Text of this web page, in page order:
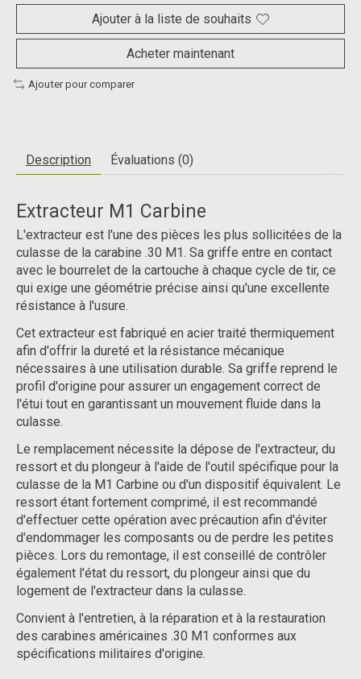
Ajouter à la liste de souhaits
Acheter maintenant
Ajouter pour comparer
Description Évaluations (0)
Extracteur M1 Carbine
L'extracteur est l'une des pièces les plus sollicitées de la
culasse de la carabine .30 M1. Sa griffe entre en contact
avec le bourrelet de la cartouche à chaque cycle de tir, ce
qui exige une géométrie précise ainsi qu'une excellente
résistance à l'usure.
Cet extracteur est fabriqué en acier traité thermiquement
afin d'offrir la dureté et la résistance mécanique
nécessaires à une utilisation durable. Sa griffe reprend le
profil d'origine pour assurer un engagement correct de
l'étui tout en garantissant un mouvement fluide dans la
culasse.
Le remplacement nécessite la dépose de l'extracteur, du
ressort et du plongeur à l'aide de l'outil spécifique pour la
culasse de la M1 Carbine ou d'un dispositif équivalent. Le
ressort étant fortement comprimé, il est recommandé
d'effectuer cette opération avec précaution afin d'éviter
d'endommager les composants ou de perdre les petites
pièces. Lors du remontage, il est conseillé de contrôler
également l'état du ressort, du plongeur ainsi que du
logement de l'extracteur dans la culasse.
Convient à l'entretien, à la réparation et à la restauration
des carabines américaines .30 M1 conformes aux
spécifications militaires d'origine.